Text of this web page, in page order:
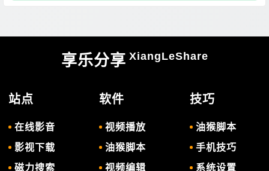
享乐分享 XiangLeShare
站点
在线影音
影视下载
磁力搜索
软件
视频播放
油猴脚本
视频编辑
技巧
油猴脚本
手机技巧
系统设置